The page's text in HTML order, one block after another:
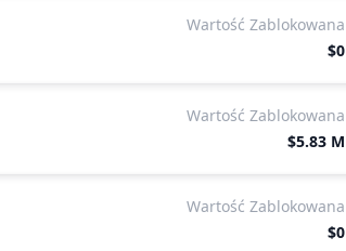
Wartość Zablokowana
$0
Wartość Zablokowana
$5.83 M
Wartość Zablokowana
$0